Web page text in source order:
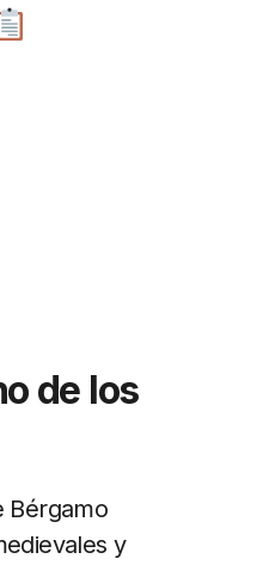
de los
Bérgamo
y